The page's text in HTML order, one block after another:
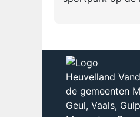
Heuvelland
de gemeenten
Geul, Vaals,